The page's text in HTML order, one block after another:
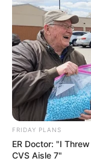
…..เซ็กซ์เป็นเพีย
เป็นพิเศษคนๆ นั้
ชาวตุลย์ได้ไม่ยา
หากใครที่กล้าพอ
และยิ่งถ้าเป็นคน
คบและมีความสั
อาจจะเป็นของเล่
ที่น่าสนใจกว่าเข
FRIDAY PLANS
ER Doctor: "I
CVS Aisle 7"